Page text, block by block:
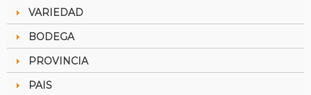
VARIEDAD
BODEGA
PROVINCIA
PAIS